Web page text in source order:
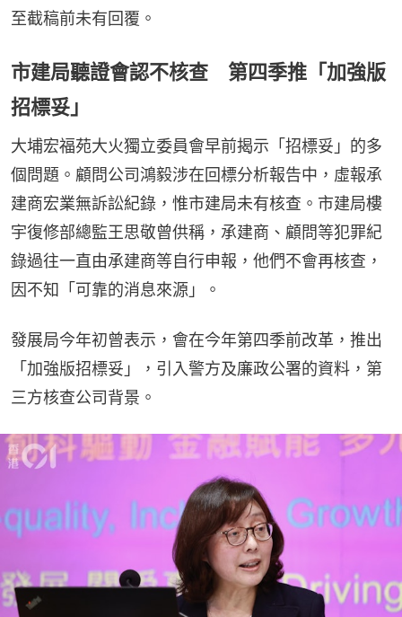
至截稿前未有回覆。
市建局聽證會認不核查 第四季推「加強版
招標妥」
大埔宏福苑大火獨立委員會早前揭示「招標妥」的多
個問題。顧問公司鴻毅涉在回標分析報告中，虛報承
建商宏業無訴訟紀錄，惟市建局未有核查。市建局樓
宇復修部總監王思敬曾供稱，承建商、顧問等犯罪紀
錄過往一直由承建商等自行申報，他們不會再核查，
因不知「可靠的消息來源」。
發展局今年初曾表示，會在今年第四季前改革，推出
「加強版招標妥」，引入警方及廉政公署的資料，第
三方核查公司背景。